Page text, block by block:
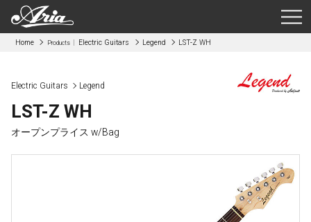
Home Products Electric Guitars Legend LST-Z WH
Electric Guitars Legend
LST-Z WH
オープンプライス w/Bag